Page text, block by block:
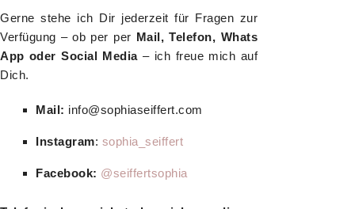
Gerne stehe ich Dir jederzeit für Fragen zur
Verfügung – ob per per Mail, Telefon, Whats
App oder Social Media– ich freue mich auf
Dich.
Mail: info@sophiaseiffert.com
Instagram: sophia_seiffert
Facebook: @seiffertsophia